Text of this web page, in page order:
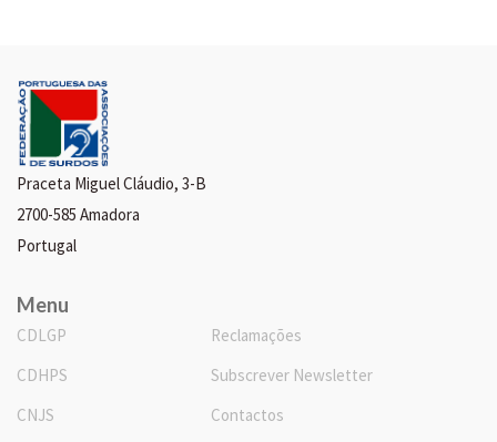
Praceta Miguel Cláudio, 3-B
2700-585 Amadora
Portugal
Menu
CDLGP
CDHPS
CNJS
Reclamações
Subscrever Newsletter
Contactos